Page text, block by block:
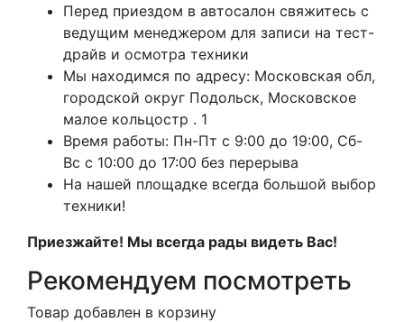
Перед приездом в автосалон свяжитесь с
ведущим менеджером для записи на тест-
драйв и осмотра техники
Мы находимся по адресу: Московская обл,
городской округ Подольск, Московское
малое кольцостр . 1
Время работы: Пн-Пт с 9:00 до 19:00, Сб-
Вс с 10:00 до 17:00 без перерыва
На нашей площадке всегда большой выбор
техники!
Приезжайте! Мы всегда рады видеть Вас!
Рекомендуем посмотреть
Товар добавлен в корзину